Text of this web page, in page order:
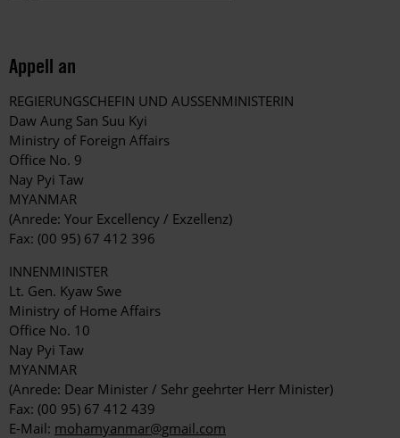
Appell an
REGIERUNGSCHEFIN UND AUSSENMINISTERIN
Daw Aung San Suu Kyi
Ministry of Foreign Affairs
Office No. 9
Nay Pyi Taw
MYANMAR
(Anrede: Your Excellency / Exzellenz)
Fax: (00 95) 67 412 396
INNENMINISTER
Lt. Gen. Kyaw Swe
Ministry of Home Affairs
Office No. 10
Nay Pyi Taw
MYANMAR
(Anrede: Dear Minister / Sehr geehrter Herr Minister)
Fax: (00 95) 67 412 439
E-Mail: mohamyanmar@gmail.com